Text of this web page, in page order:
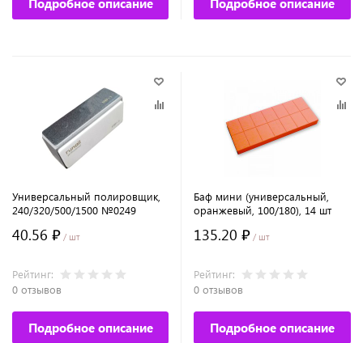
Подробное описание Подробное описание
Универсальный полировщик,
240/320/500/1500 №0249
40.56 ₽ / шт
Рейтинг:
0 отзывов
Подробное описание
Баф мини (универсальный,
оранжевый, 100/180), 14 шт
135.20 ₽ / шт
Рейтинг:
0 отзывов
Подробное описание